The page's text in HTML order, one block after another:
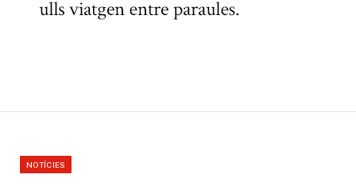
NOTÍCIES